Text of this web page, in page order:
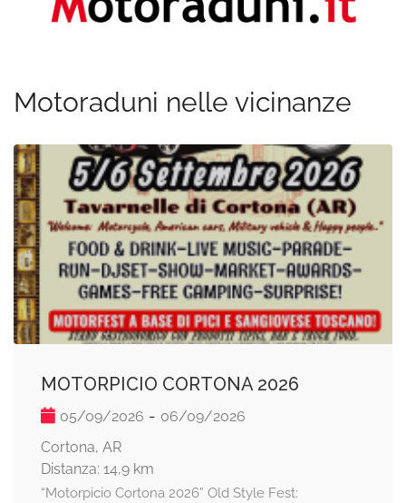
Motoraduni nelle vicinanze
MOTORPICIO CORTONA 2026
05/09/2026 - 06/09/2026
Cortona, AR
Distanza: 14,9 km
“Motorpicio Cortona 2026” Old Style Fest: